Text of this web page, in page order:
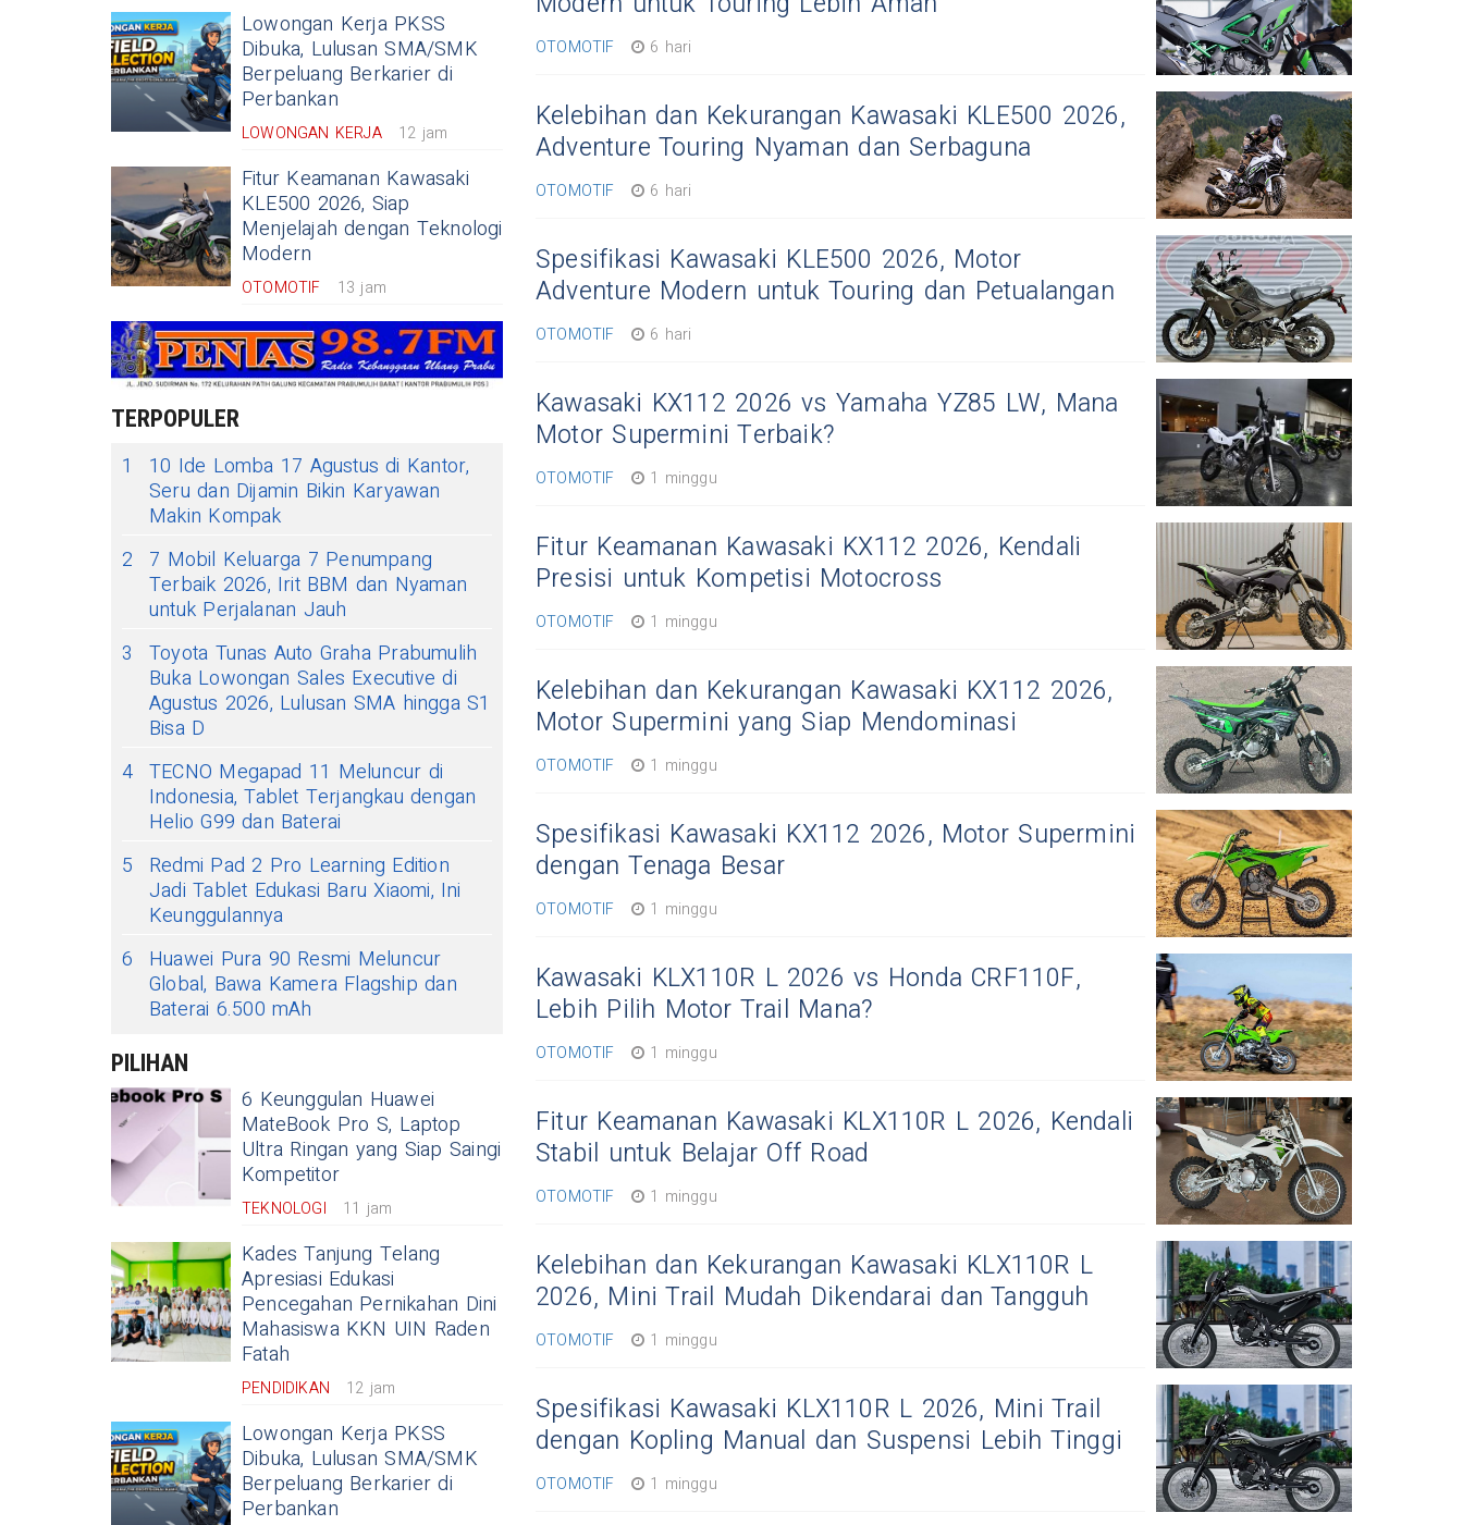
Lowongan Kerja PKSS
Dibuka, Lulusan SMA/SMK
Berpeluang Berkarier di
Perbankan
LOWONGAN KERJA 12 jam
Fitur Keamanan Kawasaki
KLE500 2026, Siap
Menjelajah dengan Teknologi
Modern
OTOMOTIF 13 jam
TERPOPULER
1
10 Ide Lomba 17 Agustus di Kantor,
Seru dan Dijamin Bikin Karyawan
Makin Kompak
2
7 Mobil Keluarga 7 Penumpang
Terbaik 2026, Irit BBM dan Nyaman
untuk Perjalanan Jauh
3
Toyota Tunas Auto Graha Prabumulih
Buka Lowongan Sales Executive di
Agustus 2026, Lulusan SMA hingga S1
Bisa D
4 TECNO Megapad 11 Meluncur di
Indonesia, Tablet Terjangkau dengan
Helio G99 dan Baterai
5
Redmi Pad 2 Pro Learning Edition
Jadi Tablet Edukasi Baru Xiaomi, Ini
Keunggulannya
6
Huawei Pura 90 Resmi Meluncur
Global, Bawa Kamera Flagship dan
Baterai 6.500 mAh
PILIHAN
6 Keunggulan Huawei
MateBook Pro S, Laptop
Ultra Ringan yang Siap Saingi
Kompetitor
TEKNOLOGI 11 jam
Kades Tanjung Telang
Apresiasi Edukasi
Pencegahan Pernikahan Dini
Mahasiswa KKN UIN Raden
Fatah
PENDIDIKAN 12 jam
Lowongan Kerja PKSS
Dibuka, Lulusan SMA/SMK
Berpeluang Berkarier di
Perbankan
OTOMOTIF 6 hari
Kelebihan dan Kekurangan Kawasaki KLE500 2026,
Adventure Touring Nyaman dan Serbaguna
OTOMOTIF 6 hari
Spesifikasi Kawasaki KLE500 2026, Motor
Adventure Modern untuk Touring dan Petualangan
OTOMOTIF 6 hari
Kawasaki KX112 2026 vs Yamaha YZ85 LW, Mana
Motor Supermini Terbaik?
OTOMOTIF 1 minggu
Fitur Keamanan Kawasaki KX112 2026, Kendali
Presisi untuk Kompetisi Motocross
OTOMOTIF 1 minggu
Kelebihan dan Kekurangan Kawasaki KX112 2026,
Motor Supermini yang Siap Mendominasi
OTOMOTIF 1 minggu
Spesifikasi Kawasaki KX112 2026, Motor Supermini
dengan Tenaga Besar
OTOMOTIF 1 minggu
Kawasaki KLX110R L 2026 vs Honda CRF110F,
Lebih Pilih Motor Trail Mana?
OTOMOTIF 1 minggu
Fitur Keamanan Kawasaki KLX110R L 2026, Kendali
Stabil untuk Belajar Off Road
OTOMOTIF 1 minggu
Kelebihan dan Kekurangan Kawasaki KLX110R L
2026, Mini Trail Mudah Dikendarai dan Tangguh
OTOMOTIF 1 minggu
Spesifikasi Kawasaki KLX110R L 2026, Mini Trail
dengan Kopling Manual dan Suspensi Lebih Tinggi
OTOMOTIF 1 minggu